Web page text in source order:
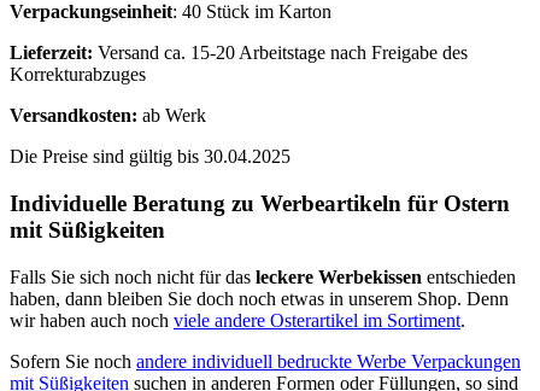
Verpackungseinheit: 40 Stück im Karton
Lieferzeit: Versand ca. 15-20 Arbeitstage nach Freigabe des
Korrekturabzuges
Versandkosten: ab Werk
Die Preise sind gültig bis 30.04.2025
Individuelle Beratung zu Werbeartikeln für Ostern
mit Süßigkeiten
Falls Sie sich noch nicht für das leckere Werbekissen entschieden
haben, dann bleiben Sie doch noch etwas in unserem Shop. Denn
wir haben auch noch viele andere Osterartikel im Sortiment.
Sofern Sie noch andere individuell bedruckte Werbe Verpackungen
mit Süßigkeiten suchen in anderen Formen oder Füllungen, so sind